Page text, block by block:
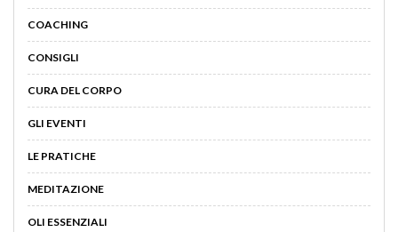
COACHING
CONSIGLI
CURA DEL CORPO
GLI EVENTI
LE PRATICHE
MEDITAZIONE
OLI ESSENZIALI